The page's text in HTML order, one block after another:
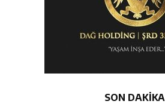
SON DAKİKA